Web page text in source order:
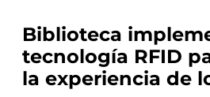
Biblioteca
tecnología RFID
la experiencia de